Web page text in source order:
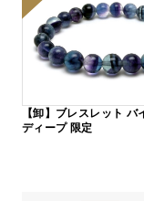
【卸】ブレスレット
ディープ 限定